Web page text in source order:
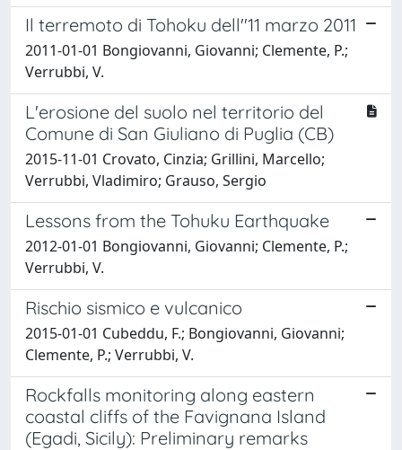
Il terremoto di Tohoku dell''11 marzo 2011
2011-01-01 Bongiovanni, Giovanni; Clemente, P.;
Verrubbi, V.
L'erosione del suolo nel territorio del
Comune di San Giuliano di Puglia (CB)
2015-11-01 Crovato, Cinzia; Grillini, Marcello;
Verrubbi, Vladimiro; Grauso, Sergio
Lessons from the Tohuku Earthquake
2012-01-01 Bongiovanni, Giovanni; Clemente, P.;
Verrubbi, V.
Rischio sismico e vulcanico
2015-01-01 Cubeddu, F.; Bongiovanni, Giovanni;
Clemente, P.; Verrubbi, V.
Rockfalls monitoring along eastern
coastal cliffs of the Favignana Island
(Egadi, Sicily): Preliminary remarks